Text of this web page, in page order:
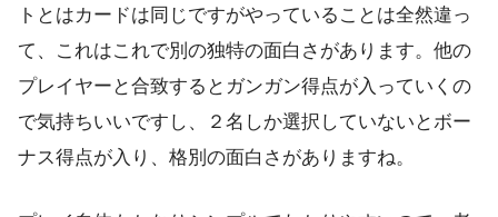
トとはカードは同じですがやっていることは全然違っ
て、これはこれで別の独特の面白さがあります。他の
プレイヤーと合致するとガンガン得点が入っていくの
で気持ちいいですし、２名しか選択していないとボー
ナス得点が入り、格別の面白さがありますね。